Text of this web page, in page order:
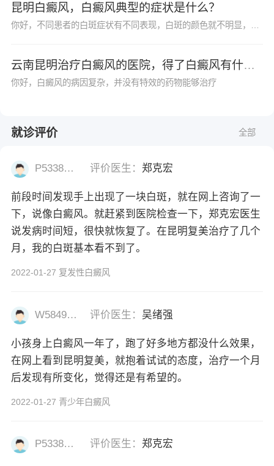
昆明白癜风，白癜风典型的症状是什么？
云南昆明治疗白癜风的医院，得了白癜风有什么好的治疗方法么？
你好，白癜风的病因复杂，并没有特效的药物能够治疗
就诊评价 全部
P53382977 评价医生：郑克宏
前段时间发现手上出现了一块白斑，就在网上咨询了一
下，说像白癜风。就赶紧到医院检查一下，郑克宏医生
说发病时间短，很快就恢复了。在昆明复美治疗了几个
月，我的白斑基本看不到了。
2022-01-27 复发性白癜风
W58493477 评价医生： 吴绪强
小孩身上白癜风一年了，跑了好多地方都没什么效果，
在网上看到昆明复美，就抱着试试的态度，治疗一个月
后发现有所变化，觉得还是有希望的。
2022-01-27 青少年白癜风
P53382977 评价医生：郑克宏